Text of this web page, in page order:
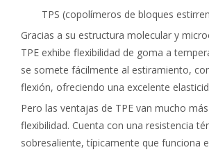
TPS (copolímeros de bloques
Gracias a su estructura molecular y
TPE exhibe flexibilidad de goma a
se somete fácilmente al estiramiento,
flexión, ofreciendo una excelente
Pero las ventajas de TPE van mucho
flexibilidad. Cuenta con una resistencia
sobresaliente, típicamente que funciona